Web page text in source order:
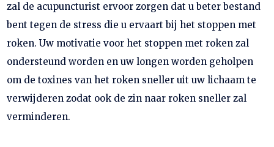
zal de acupuncturist ervoor zorgen dat u beter bestand
bent tegen de stress die u ervaart bij het stoppen met
roken. Uw motivatie voor het stoppen met roken zal
ondersteund worden en uw longen worden geholpen
om de toxines van het roken sneller uit uw lichaam te
verwijderen zodat ook de zin naar roken sneller zal
verminderen.